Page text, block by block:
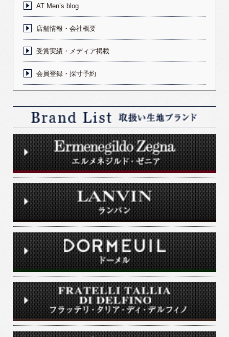
AT Men’s blog
店舗情報・会社概要
受賞実績・メディア掲載
会員登録・採寸予約